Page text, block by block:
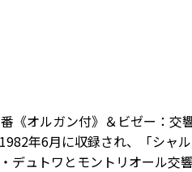
《オルガン付》＆ビゼー：
年6月に収録され、「シャ
デュトワとモントリオール交